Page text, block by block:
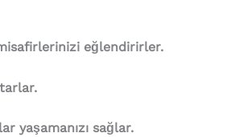
eğlendirirler.
yaşamanızı sağlar.